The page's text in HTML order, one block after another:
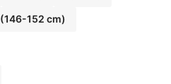
(146-152 cm)